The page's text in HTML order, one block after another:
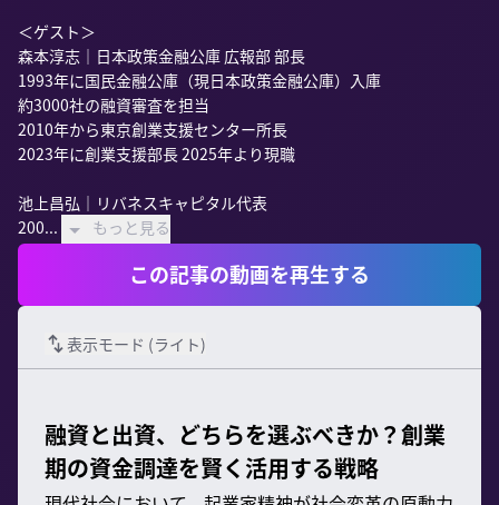
＜ゲスト＞
森本淳志｜日本政策金融公庫 広報部 部長
1993年に国民金融公庫（現日本政策金融公庫）入庫
約3000社の融資審査を担当
2010年から東京創業支援センター所長
2023年に創業支援部長 2025年より現職
池上昌弘｜リバネスキャピタル代表
200...
もっと見る
この記事の動画を再生する
表示モード (ライト)
融資と出資、どちらを選ぶべきか？創業
期の資金調達を賢く活用する戦略